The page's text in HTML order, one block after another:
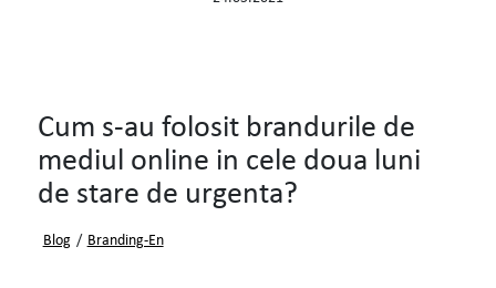
Cum s-au folosit brandurile de
mediul online in cele doua luni
de stare de urgenta?
Blog / Branding-En